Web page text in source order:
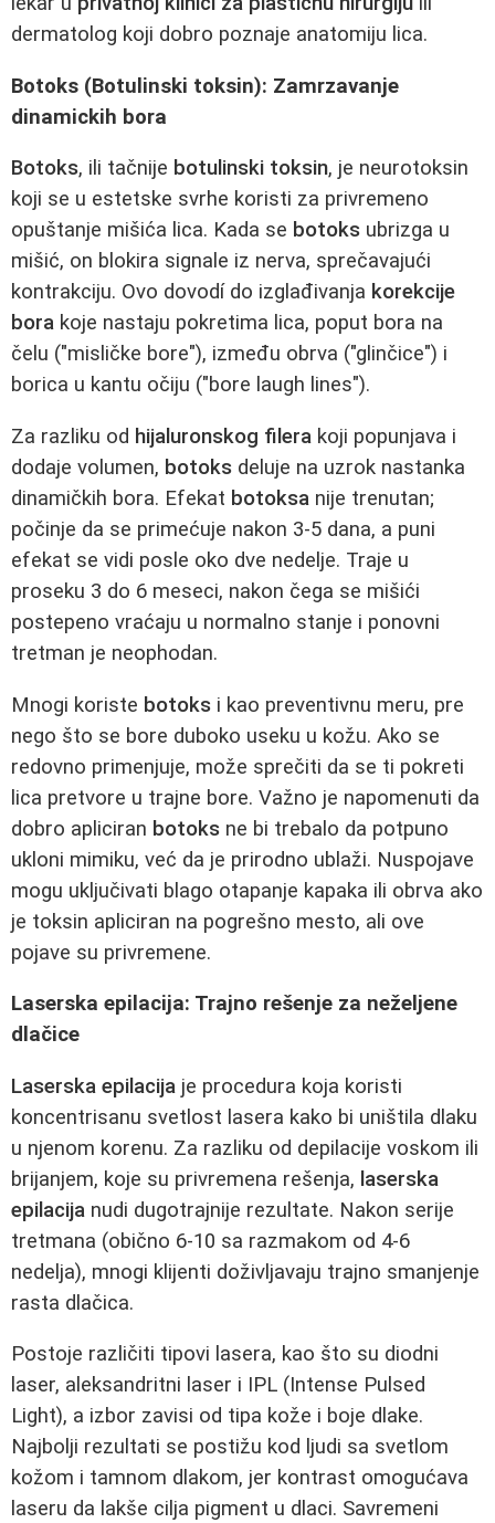
dermatolog koji dobro poznaje anatomiju lica.
Botoks (Botulinski toksin): Zamrzavanje
dinamickih bora
Botoks, ili tačnije botulinski toksin, je neurotoksin
koji se u estetske svrhe koristi za privremeno
opuštanje mišića lica. Kada se botoks ubrizga u
mišić, on blokira signale iz nerva, sprečavajući
kontrakciju. Ovo dovodí do izglađivanja korekcije
bora koje nastaju pokretima lica, poput bora na
čelu ("misličke bore"), između obrva ("glinčice") i
borica u kantu očiju ("bore laugh lines").
Za razliku od hijaluronskog filera koji popunjava i
dodaje volumen, botoks deluje na uzrok nastanka
dinamičkih bora. Efekat botoksa nije trenutan;
počinje da se primećuje nakon 3-5 dana, a puni
efekat se vidi posle oko dve nedelje. Traje u
proseku 3 do 6 meseci, nakon čega se mišići
postepeno vraćaju u normalno stanje i ponovni
tretman je neophodan.
Mnogi koriste botoks i kao preventivnu meru, pre
nego što se bore duboko useku u kožu. Ako se
redovno primenjuje, može sprečiti da se ti pokreti
lica pretvore u trajne bore. Važno je napomenuti da
dobro apliciran botoks ne bi trebalo da potpuno
ukloni mimiku, već da je prirodno ublaži. Nuspojave
mogu uključivati blago otapanje kapaka ili obrva ako
je toksin apliciran na pogrešno mesto, ali ove
pojave su privremene.
Laserska epilacija: Trajno rešenje za neželjene
dlačice
Laserska epilacija je procedura koja koristi
koncentrisanu svetlost lasera kako bi uništila dlaku
u njenom korenu. Za razliku od depilacije voskom ili
brijanjem, koje su privremena rešenja, laserska
epilacija nudi dugotrajnije rezultate. Nakon serije
tretmana (obično 6-10 sa razmakom od 4-6
nedelja), mnogi klijenti doživljavaju trajno smanjenje
rasta dlačica.
Postoje različiti tipovi lasera, kao što su diodni
laser, aleksandritni laser i IPL (Intense Pulsed
Light), a izbor zavisi od tipa kože i boje dlake.
Najbolji rezultati se postižu kod ljudi sa svetlom
kožom i tamnom dlakom, jer kontrast omogućava
laseru da lakše cilja pigment u dlaci. Savremeni